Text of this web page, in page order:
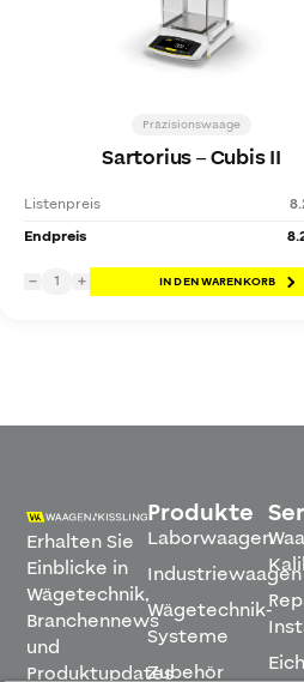
Präzisionswaage
Sartorius–Cubis II
Listenpreis
Endpreis
− 1 + IN DEN WARENKORB
Erhalten Sie
Einblicke in
Wägetechnik,
Branchennews
und
Produktupdates
Produkte
Laborwaagen
Industriewaagen
Wägetechnik-
Systeme
Zubehör